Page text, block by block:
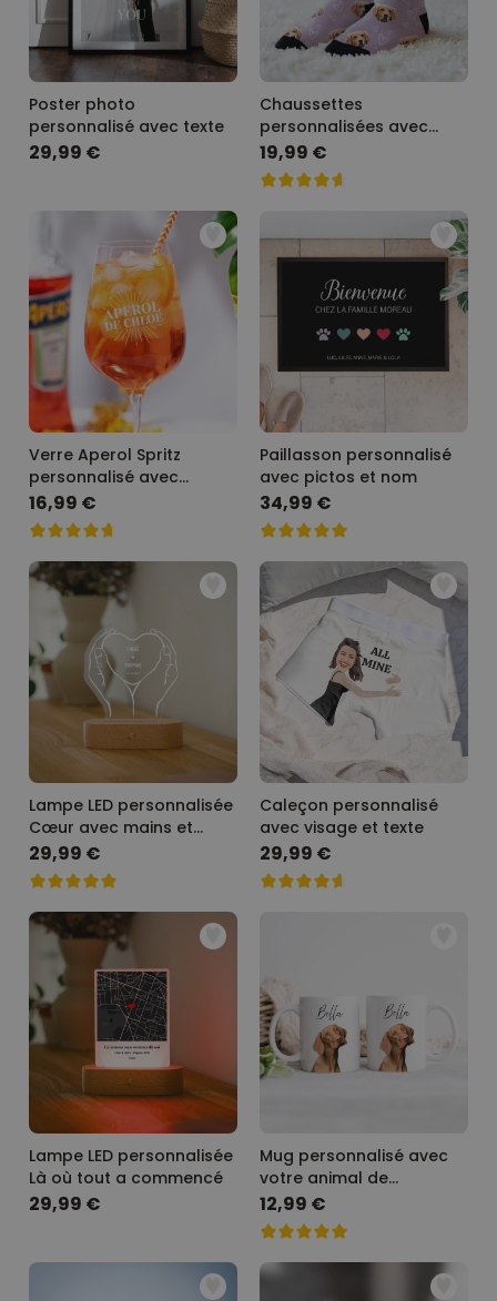
Poster photo
personnalisé avec texte
29,99 €
Chaussettes
personnalisées avec
votre animal de
compagnie
19,99 €
Verre Aperol Spritz
personnalisé avec
prénom
16,99 €
Paillasson personnalisé
avec pictos et nom
34,99 €
Lampe LED personnalisée
Cœur avec mains et
noms
29,99 €
Caleçon personnalisé
avec visage et texte
29,99 €
Lampe LED personnalisée
Là où tout a commencé
29,99 €
Mug personnalisé avec
votre animal de
compagnie
12,99 €